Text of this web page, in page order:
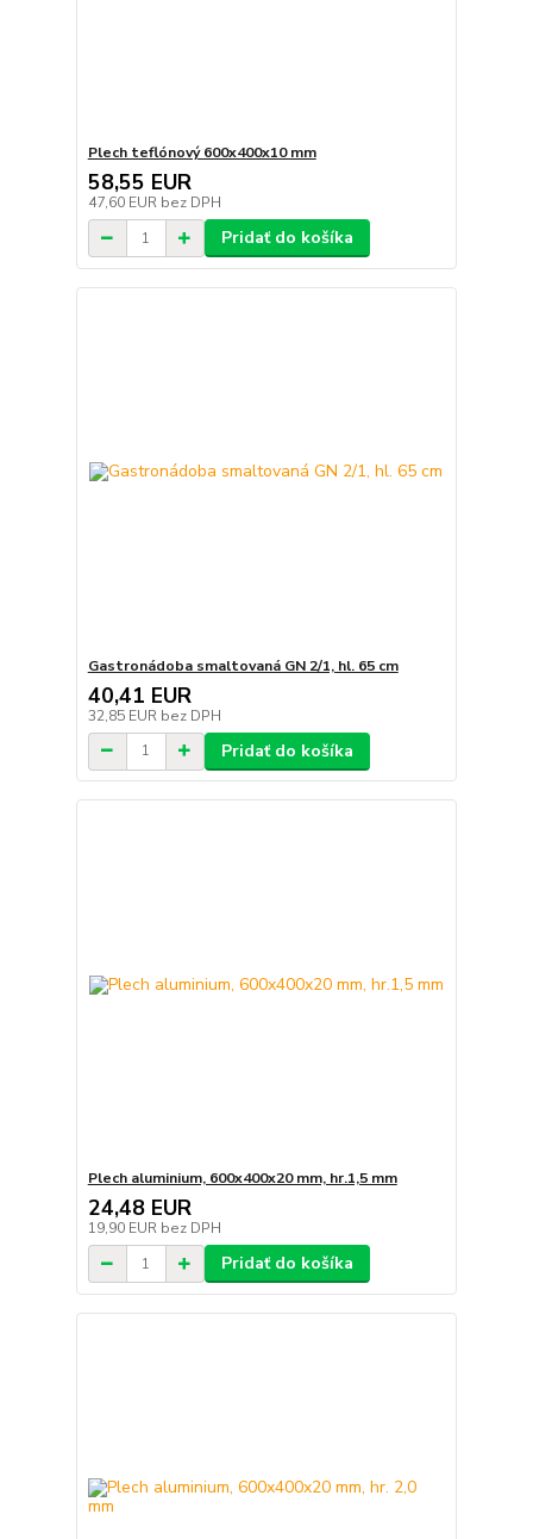
Plech teflónový 600x400x10 mm
58,55 EUR
47,60 EUR bez DPH
Pridať do košíka
Gastronádoba smaltovaná GN 2/1, hl. 65 cm
40,41 EUR
32,85 EUR bez DPH
Pridať do košíka
Plech aluminium, 600x400x20 mm, hr.1,5 mm
24,48 EUR
19,90 EUR bez DPH
Pridať do košíka